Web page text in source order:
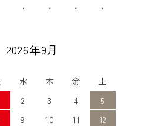
・ ・ ・ ・
2026年9月
水 木 金
土
2 3 4
5
9 10 11
12